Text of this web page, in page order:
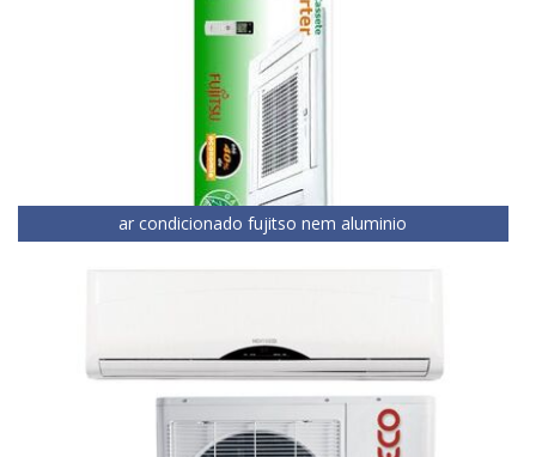
ar condicionado fujitso nem aluminio